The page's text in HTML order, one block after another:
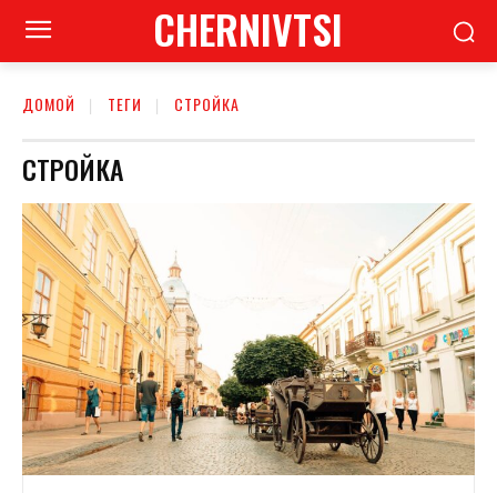
CHERNIVTSI
ДОМОЙ ТЕГИ СТРОЙКА
СТРОЙКА